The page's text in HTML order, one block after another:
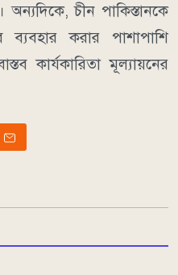
অন্যদিকে, চীন পাকিস্তানকে
করার পাশাপাশি
কার্যকারিতা মূল্যায়নের